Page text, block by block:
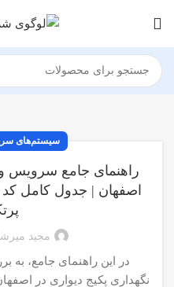
سیستم‌های
راهنمای جامع سرویس و
اصفهان | جدول کامل
مجید
در این راهنمای جامع،
نگهداری پکیج دیواری در